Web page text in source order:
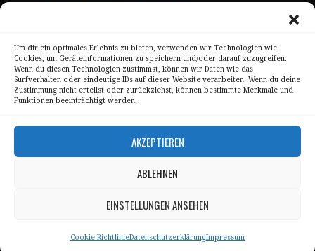
Um dir ein optimales Erlebnis zu bieten, verwenden wir Technologien wie
Cookies, um Geräteinformationen zu speichern und/oder darauf zuzugreifen.
Wenn du diesen Technologien zustimmst, können wir Daten wie das
Surfverhalten oder eindeutige IDs auf dieser Website verarbeiten. Wenn du deine
Zustimmung nicht erteilst oder zurückziehst, können bestimmte Merkmale und
Funktionen beeinträchtigt werden.
AKZEPTIEREN
ABLEHNEN
EINSTELLUNGEN ANSEHEN
Cookie-RichtlinieDatenschutzerklärungImpressum
Sitemap Page
Kontakt
Alle Bilder unterliegen dem Urheberrecht von
All pictures © 2008 – 2026 by